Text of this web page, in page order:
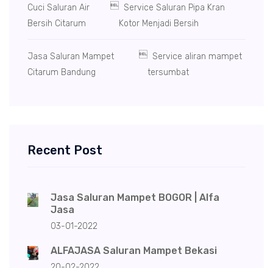
Cuci Saluran Air
Bersih Citarum
Service Saluran Pipa Kran
Kotor Menjadi Bersih
Jasa Saluran Mampet
Citarum Bandung
 Service aliran mampet
tersumbat
Recent Post
Jasa Saluran Mampet BOGOR | Alfa
Jasa
03-01-2022
ALFAJASA Saluran Mampet Bekasi